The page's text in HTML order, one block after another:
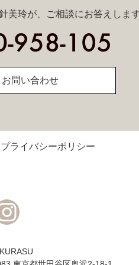
美玲が、ご相談にお答えしま
問い合わせ
プライバシーポリシー